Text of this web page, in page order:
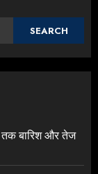
SEARCH
तक बारिश और तेज